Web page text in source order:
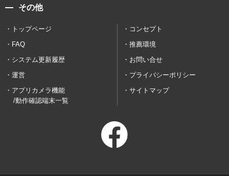
その他
トップページ
コンセプト
FAQ
推薦環境
システム更新履歴
お問い合せ
運営
プライバシーポリシー
アプリカメラ機能
/動作確認端末一覧
サイトマップ